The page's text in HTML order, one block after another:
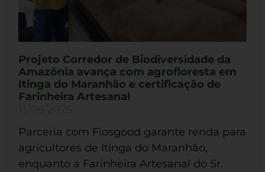
Projeto Corredor de Biodiversidade da
Amazônia avança com agrofloresta em
Itinga do Maranhão e certificação de
Farinheira Artesanal
Parceria com Fiosgood garante renda para
agricultores de Itinga do Maranhão,
enquanto a Farinheira Artesanal do Sr.